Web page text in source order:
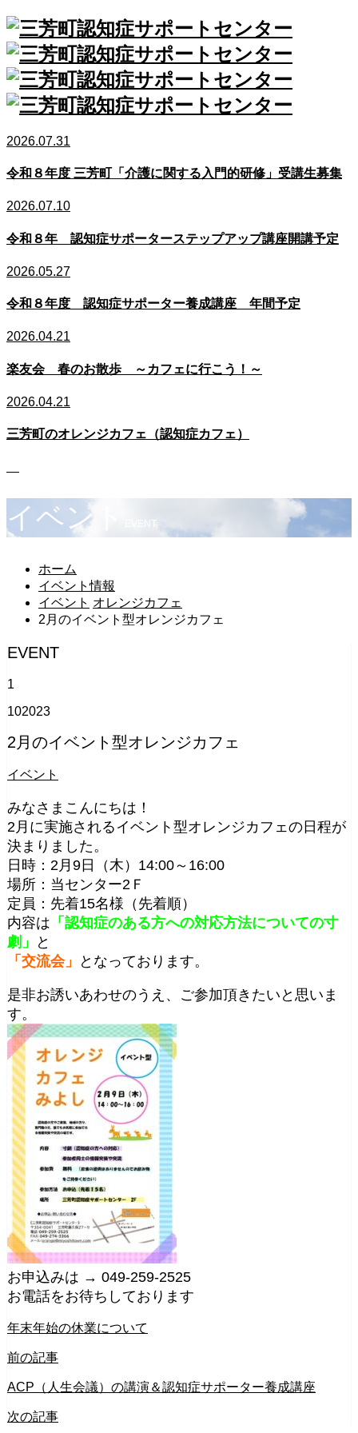
2026.07.31
令和８年度 三芳町「介護に関する入門的研修」受講生募集
2026.07.10
令和８年 認知症サポーターステップアップ講座開講予定
2026.05.27
令和８年度 認知症サポーター養成講座 年間予定
2026.04.21
楽友会 春のお散歩 ～カフェに行こう！～
2026.04.21
三芳町のオレンジカフェ（認知症カフェ）
イベント
ホーム
イベント情報
イベント オレンジカフェ
2月のイベント型オレンジカフェ
EVENT
1
102023
2月のイベント型オレンジカフェ
イベント
みなさまこんにちは！
2月に実施されるイベント型オレンジカフェの日程が
決まりました。
日時：2月9日（木）14:00～16:00
場所：当センター2Ｆ
定員：先着15名様（先着順）
内容は 「認知症のある方への対応方法についての寸
劇」
と
「交流会」
となっております。
是非お誘いあわせのうえ、ご参加頂きたいと思いま
す。
お申込みは → 049-259-2525
お電話をお待ちしております
年末年始の休業について
前の記事
ACP（人生会議）の講演＆認知症サポーター養成講座
次の記事